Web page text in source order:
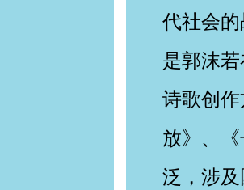
代社会
是郭沫
诗歌创
放》、
泛，涉